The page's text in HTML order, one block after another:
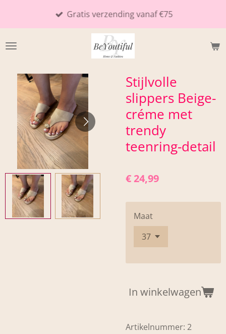
de
Gratis verzending vanaf €75
Stijlvolle
slippers Beige-
créme met
trendy
teenring-detail
€ 24,99
Maat
In winkelwagen
Artikelnummer: 2